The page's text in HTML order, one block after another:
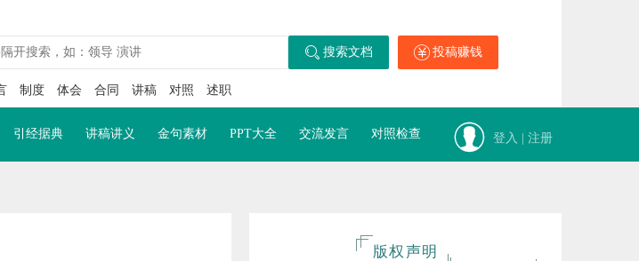
搜索文档 投稿赚钱
制度 体会 合同 讲稿 对照 述职
引经据典 讲稿讲义 金句素材 PPT大全 交流发言 对照检查 登入 | 注册
版权声明